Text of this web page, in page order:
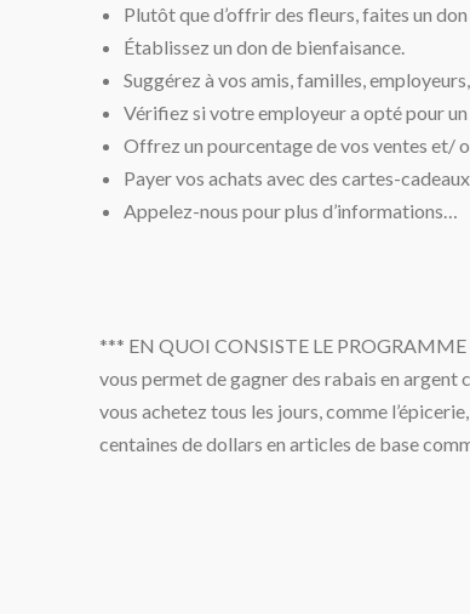
Plutôt que d’offrir des fleurs, faites un
Établissez un don de bienfaisance.
Suggérez à vos amis, familles,
Vérifiez si votre employeur a opté pour un
Offrez un pourcentage de vos ventes et/
Payer vos achats avec des cartes-
Appelez-nous pour plus d’informations…
*** EN QUOI CONSISTE LE PROGRAMME
vous permet de gagner des rabais en argent
vous achetez tous les jours, comme
centaines de dollars en articles de base